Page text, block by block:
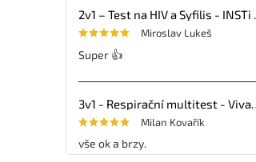
Miroslav Lukeš
Super 👍
Milan Kovařík
vše ok a brzy.